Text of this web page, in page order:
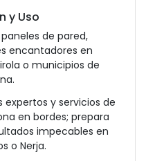
y Uso
de pared,
encantadores en
o municipios de
expertos y servicios de
en bordes; prepara
impecables en
o Nerja.